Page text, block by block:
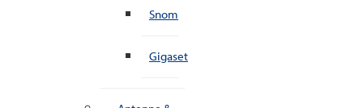
Snom
Gigaset